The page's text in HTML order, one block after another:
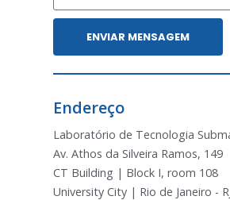
ENVIAR MENSAGEM
Endereço
Laboratório de Tecnologia
Av. Athos da Silveira Ramos, 149
CT Building | Block I, room 108
University City | Rio de Janeiro -